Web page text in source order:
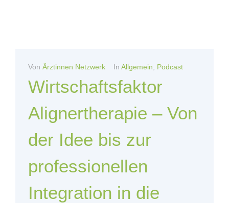
Von Ärztinnen Netzwerk In Allgemein Podcast
Wirtschaftsfaktor
Alignertherapie – Von
der Idee bis zur
professionellen
Integration in die